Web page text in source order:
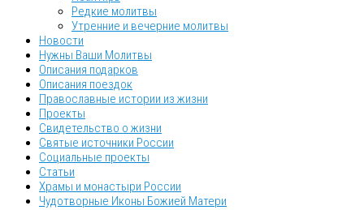
Редкие молитвы
Утренние и вечерние молитвы
Новости
Нужны Ваши Молитвы
Описания подарков
Описания поездок
Православные истории из жизни
Проекты
Свидетельство о жизни
Святые источники России
Социальные проекты
Статьи
Храмы и монастыри России
Чудотворные Иконы Божией Матери